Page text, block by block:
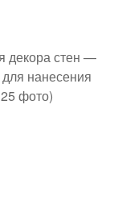
декора стен —
нанесения
фото)